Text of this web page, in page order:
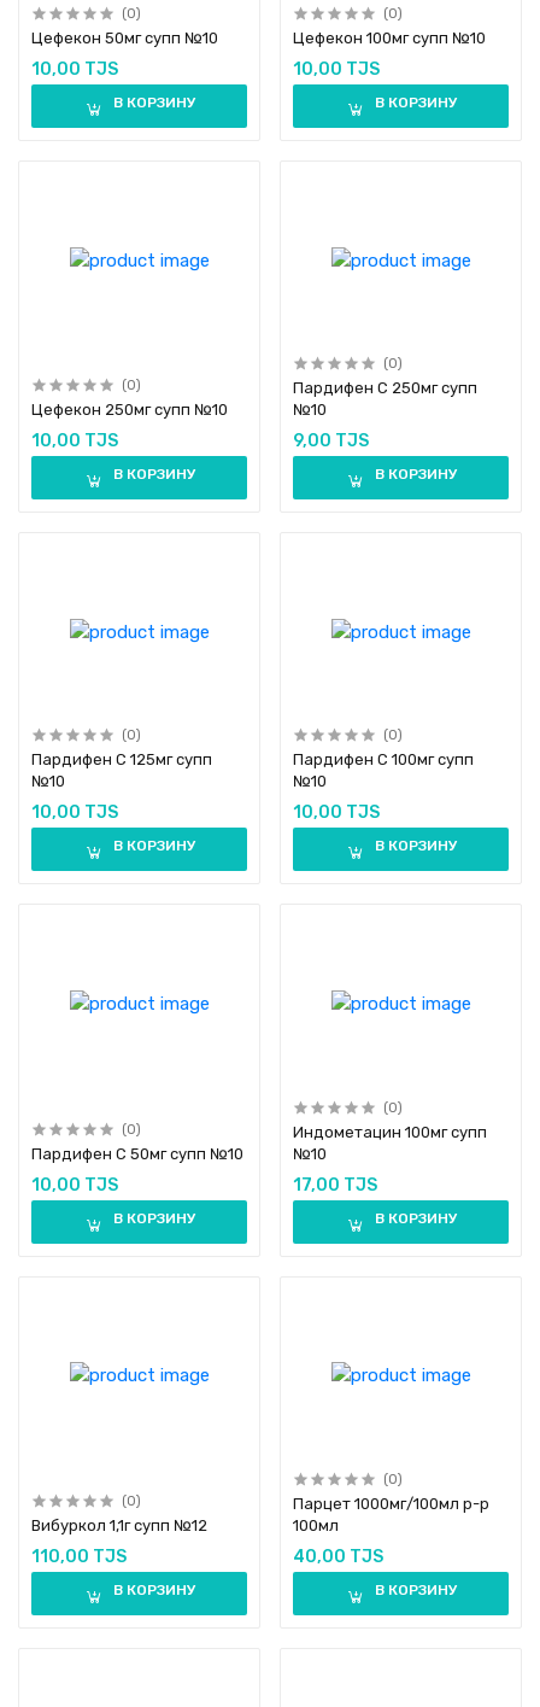
(0)
Цефекон 50мг супп №10
10,00 TJS
В КОРЗИНУ
(0)
Цефекон 100мг супп №10
10,00 TJS
В КОРЗИНУ
(0)
Цефекон 250мг супп №10
10,00 TJS
В КОРЗИНУ
(0)
Пардифен С 250мг супп
№10
9,00 TJS
В КОРЗИНУ
(0)
Пардифен С 125мг супп
№10
10,00 TJS
В КОРЗИНУ
(0)
Пардифен С 100мг супп
№10
10,00 TJS
В КОРЗИНУ
(0)
Пардифен С 50мг супп №10
10,00 TJS
В КОРЗИНУ
(0)
Индометацин 100мг супп
№10
17,00 TJS
В КОРЗИНУ
(0)
Вибуркол 1,1г супп №12
110,00 TJS
В КОРЗИНУ
(0)
Парцет 1000мг/100мл р-р
100мл
40,00 TJS
В КОРЗИНУ